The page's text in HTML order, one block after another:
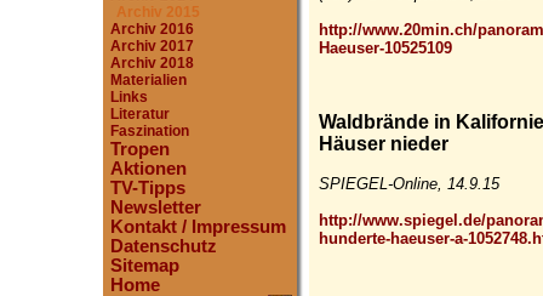
Archiv 2015
Archiv 2016
Archiv 2017
Archiv 2018
Materialien
Links
Literatur
Faszination
Tropen
Aktionen
TV-Tipps
Newsletter
Kontakt / Impressum
Datenschutz
Sitemap
Home
http://www.20min.ch/
Haeuser-10525109
Waldbrände in
Häuser nieder
SPIEGEL-Online, 14.9.15
http://www.spiegel.de/
hunderte-haeuser-a-